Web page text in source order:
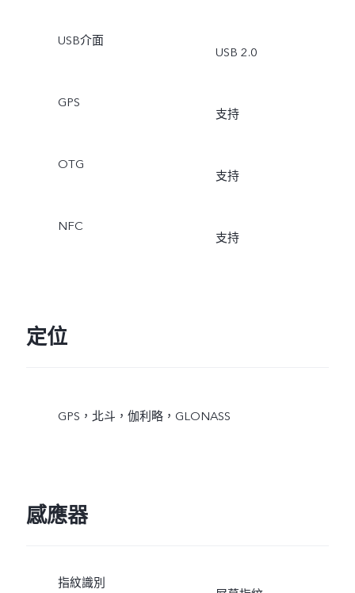
USB介面
USB 2.0
GPS
支持
OTG
支持
NFC
支持
定位
GPS，北斗，伽利略，GLONASS
感應器
指紋識別